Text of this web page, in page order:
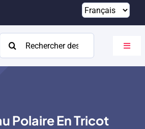
Rechercher:
Polaire En Tricot